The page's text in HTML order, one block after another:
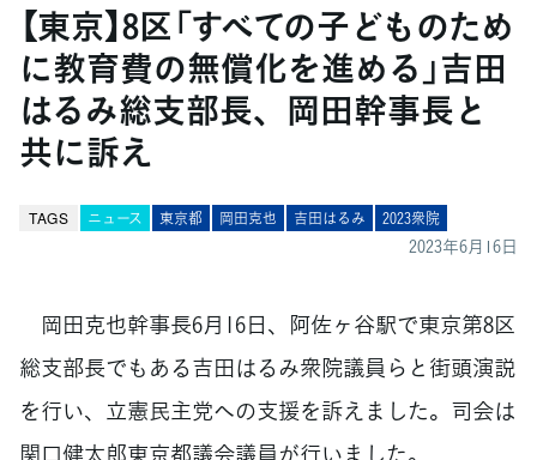
【東京】8区「すべての子どものため
に教育費の無償化を進める」吉田
はるみ総支部長、岡田幹事長と
共に訴え
TAGS ニュース 東京都 岡田克也 吉田はるみ 2023衆院
2023年6月16日
岡田克也幹事長6月16日、阿佐ヶ谷駅で東京第8区
総支部長でもある吉田はるみ衆院議員らと街頭演説
を行い、立憲民主党への支援を訴えました。司会は
関口健太郎東京都議会議員が行いました。